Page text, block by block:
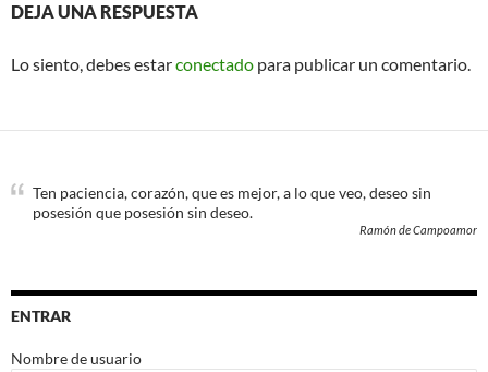
DEJA UNA RESPUESTA
Lo siento, debes estarconectado para publicar un comentario.
Ten paciencia, corazón, que es mejor, a lo que veo, deseo sin
posesión que posesión sin deseo.
Ramón de Campoamor
ENTRAR
Nombre de usuario